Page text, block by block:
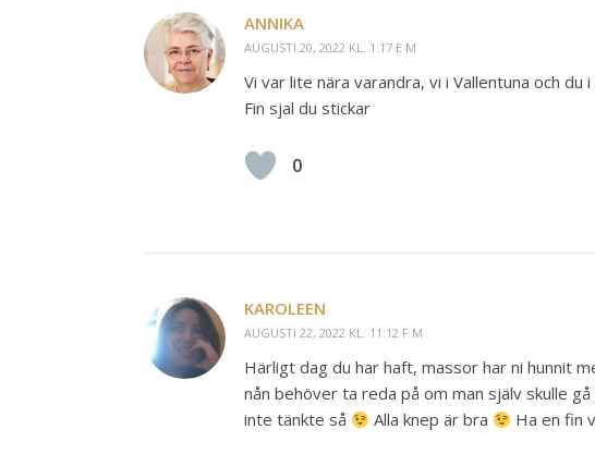
ANNIKA
AUGUSTI 20, 2022 KL. 1:17 E M
Vi var lite nära varandra, vi i Vallentuna och du
Fin sjal du stickar
0
KAROLEEN
AUGUSTI 22, 2022 KL. 11:12 F M
Härligt dag du har haft, massor har ni hunnit
nån behöver ta reda på om man själv skulle
inte tänkte så
Alla knep är bra Ha en fin